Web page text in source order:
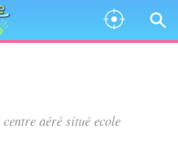
aéré situé ecole